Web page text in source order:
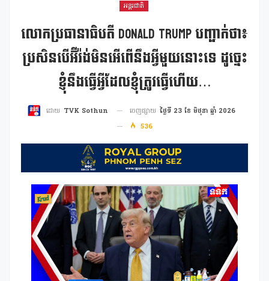
អន្តរជាតិ
លោកប្រធានាធិបតី Donald Trump បញ្ជាក់ថា៖
ប្រសិនបើអ៊ីរ៉ង់មិនអើពើនឹងអ្វីមួយនោះទេ ដូច្នេះ
ខ្ញុំនឹងធ្វើអ្វីដែលខ្ញុំត្រូវធ្វើហើយ…
ដោយ TVK Sothun ចេញផ្សាយ ថ្ងៃទី 23 ខែ មិថុនា ឆ្នាំ 2026
536